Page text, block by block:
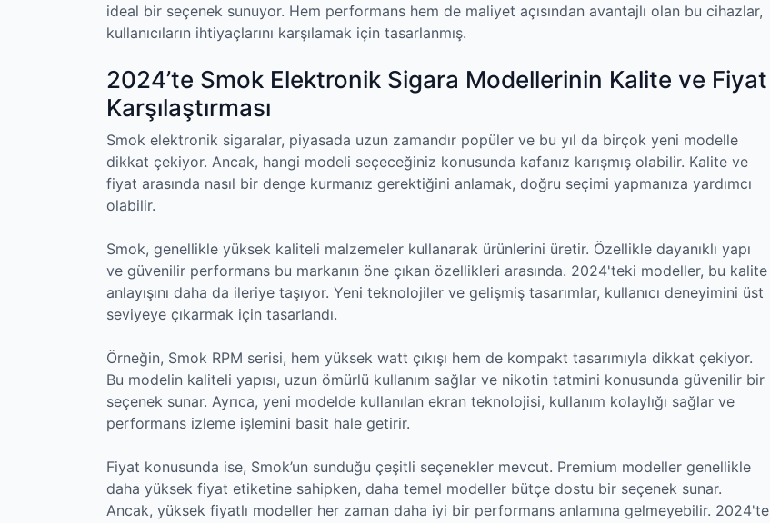
ideal bir seçenek sunuyor. Hem performans hem de maliyet açısından avantajlı olan bu cihazlar,
kullanıcıların ihtiyaçlarını karşılamak için tasarlanmış.
2024’te Smok Elektronik Sigara Modellerinin Kalite ve Fiyat
Karşılaştırması
Smok elektronik sigaralar, piyasada uzun zamandır popüler ve bu yıl da birçok yeni modelle
dikkat çekiyor. Ancak, hangi modeli seçeceğiniz konusunda kafanız karışmış olabilir. Kalite ve
fiyat arasında nasıl bir denge kurmanız gerektiğini anlamak, doğru seçimi yapmanıza yardımcı
olabilir.
Smok, genellikle yüksek kaliteli malzemeler kullanarak ürünlerini üretir. Özellikle dayanıklı yapı
ve güvenilir performans bu markanın öne çıkan özellikleri arasında. 2024'teki modeller, bu kalite
anlayışını daha da ileriye taşıyor. Yeni teknolojiler ve gelişmiş tasarımlar, kullanıcı deneyimini üst
seviyeye çıkarmak için tasarlandı.
Örneğin, Smok RPM serisi, hem yüksek watt çıkışı hem de kompakt tasarımıyla dikkat çekiyor.
Bu modelin kaliteli yapısı, uzun ömürlü kullanım sağlar ve nikotin tatmini konusunda güvenilir bir
seçenek sunar. Ayrıca, yeni modelde kullanılan ekran teknolojisi, kullanım kolaylığı sağlar ve
performans izleme işlemini basit hale getirir.
Fiyat konusunda ise, Smok’un sunduğu çeşitli seçenekler mevcut. Premium modeller genellikle
daha yüksek fiyat etiketine sahipken, daha temel modeller bütçe dostu bir seçenek sunar.
Ancak, yüksek fiyatlı modeller her zaman daha iyi bir performans anlamına gelmeyebilir. 2024'te